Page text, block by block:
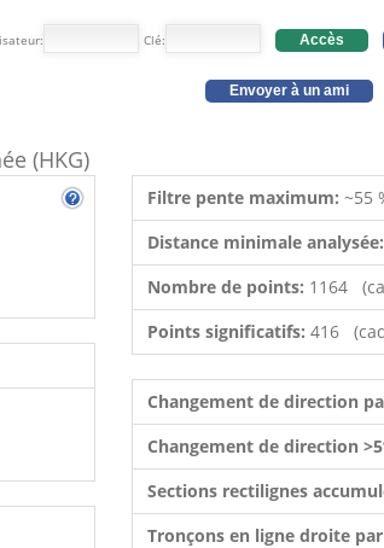
Clé: Accès
Envoyer à un ami
(HKG)
Filtre pente maximum: ~55
Distance minimale analysée:
Nombre de points: 1164
Points significatifs: 416
Changement de direction
Changement de direction
Sections rectilignes
Tronçons en ligne droite